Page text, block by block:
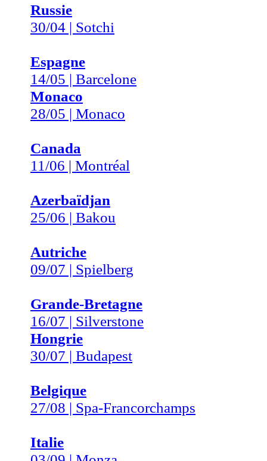
Russie
30/04 | Sotchi
Espagne
14/05 | Barcelone
Monaco
28/05 | Monaco
Canada
11/06 | Montréal
Azerbaïdjan
25/06 | Bakou
Autriche
09/07 | Spielberg
Grande-Bretagne
16/07 | Silverstone
Hongrie
30/07 | Budapest
Belgique
27/08 | Spa-Francorchamps
Italie